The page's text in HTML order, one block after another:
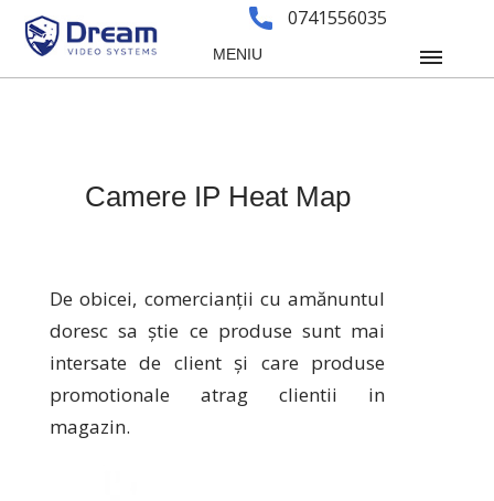
0741556035
MENIU
Camere IP Heat Map
De obicei, comercianții cu amănuntul
doresc sa știe ce produse sunt mai
intersate de client și care produse
promotionale atrag clientii in
magazin.